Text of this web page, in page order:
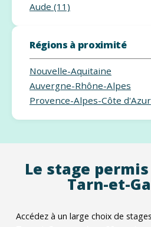
Aude (11)
Régions à proximité
Nouvelle-Aquitaine
Auvergne-Rhône-Alpes
Provence-Alpes-Côte d'Azur
Le stage
Tarn-et-
Accédez à un large choix de